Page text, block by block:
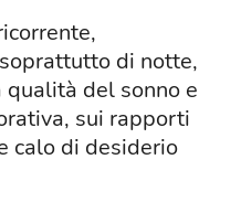
di notte,
qualità del sonno e
sui rapporti
calo di desiderio